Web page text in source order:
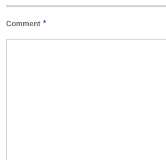
Comment *